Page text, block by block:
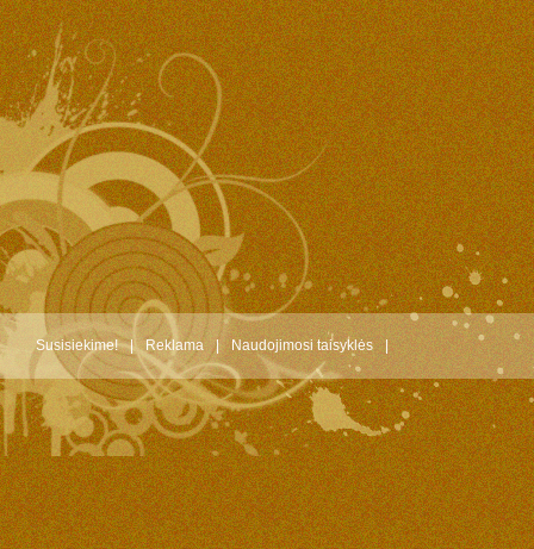
Susisiekime! | Reklama | Naudojimosi taisyklės |